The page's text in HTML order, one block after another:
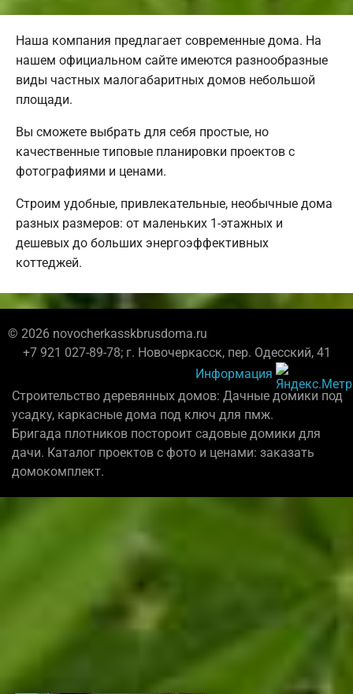
Наша компания предлагает современные дома. На
нашем официальном сайте имеются разнообразные
виды частных малогабаритных домов небольшой
площади.
Вы сможете выбрать для себя простые, но
качественные типовые планировки проектов с
фотографиями и ценами.
Строим удобные, привлекательные, необычные дома
разных размеров: от маленьких 1-этажных и
дешевых до больших энергоэффективных
коттеджей.
© 2026 novocherkasskbrusdoma.ru
+7 921 027-89-78; г. Новочеркасск, пер. Одесский, 41
Информация
Строительство деревянных домов: Дачные домики под
усадку, каркасные дома под ключ для пмж.
Бригада плотников постороит садовые домики для
дачи. Каталог проектов с фото и ценами: заказать
домокомплект.